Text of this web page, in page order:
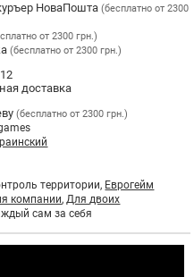
НоваПошта(бесплатно от 2300
от 2300 грн.)
(бесплатно от 2300 грн.)
доставка
(бесплатно от 2300 грн.)
территории, Еврогейм
компании,Для двоих
сам за себя